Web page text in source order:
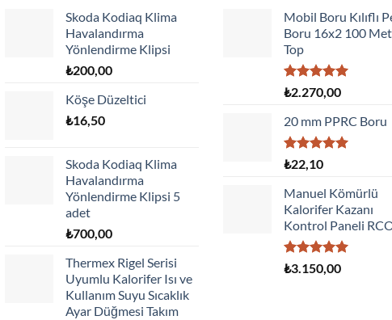
Skoda Kodiaq Klima
Havalandırma
Yönlendirme Klipsi
₺200,00
Köşe Düzeltici
₺16,50
Skoda Kodiaq Klima
Havalandırma
Yönlendirme Klipsi 5
adet
₺700,00
Thermex Rigel Serisi
Uyumlu Kalorifer Isı ve
Kullanım Suyu Sıcaklık
Ayar Düğmesi Takım
Mobil Boru Kılıflı
Boru 16x2 100
Top
5 üzerinden
oy
aldı
₺2.270,00
20 mm PPRC Boru
5 üzerinden
5.00oy
aldı
₺22,10
Manuel Kömürlü
Kalorifer Kazanı
Kontrol Paneli
5 üzerinden
oy
₺3.150,00